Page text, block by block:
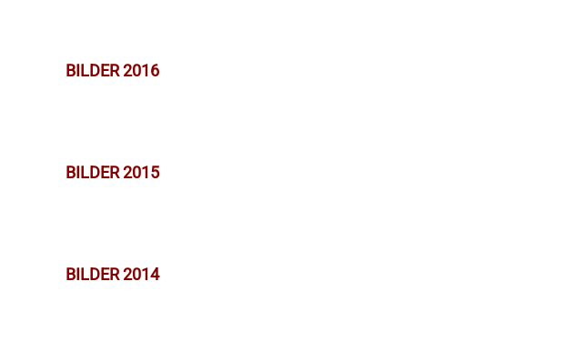
BILDER 2016
BILDER 2015
BILDER 2014